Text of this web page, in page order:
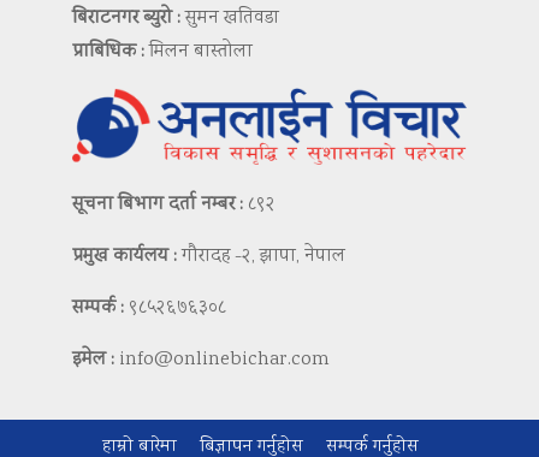
बिराटनगर ब्युरो :सुमन खतिवडा
प्राबिधिक :मिलन बास्तोला
सूचना बिभाग दर्ता नम्बर : ८९२
प्रमुख कार्यलय :गौरादह -२, झापा, नेपाल
सम्पर्क : ९८५२६७६३०८
इमेल : info@onlinebichar.com
हाम्रो बारेमा बिज्ञापन गर्नुहोस सम्पर्क गर्नुहोस